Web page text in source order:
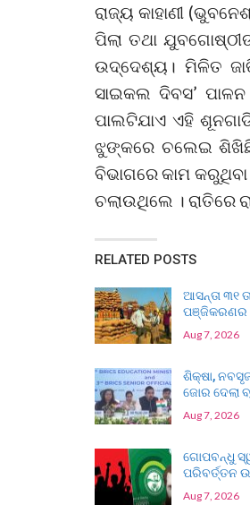
ରାଜ୍ୟ କାହାଣୀ
ପିଲା ତଥା
ଉଦ୍ଦେଶ୍ୟ। ମିଳିତ
ସାଇକଲ ଦିବସ’
ପାଲଟିଯାଏ ଏହି
ଝୁଙ୍କରେ ଚଲେଇ
ବିଭାଗରେ କାମ
ଚଲାଉଥିଲେ । ରାତିରେ
RELATED POSTS
ଆସନ୍ତା ୩୧
ପଞ୍ଜିକରଣର
Aug 7, 2026
ଶିକ୍ଷା,
ଜୋର ଦେଲା
Aug 7, 2026
ଗୋପବନ୍ଧୁ
ପରିବର୍ତ୍ତନ
Aug 7, 2026